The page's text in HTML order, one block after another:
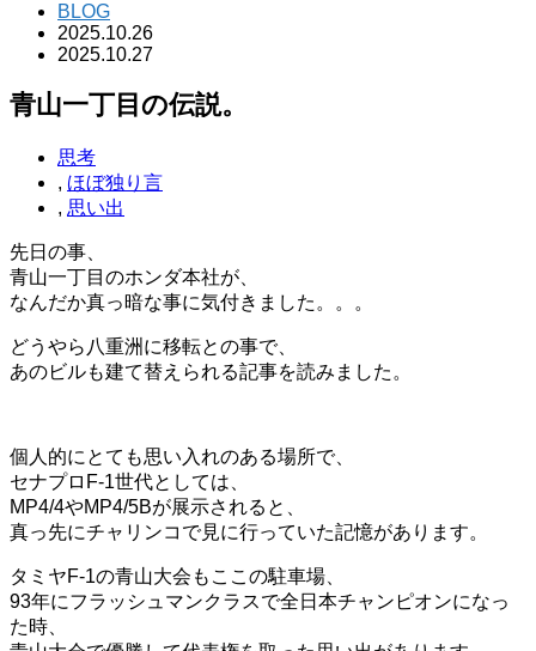
BLOG
2025.10.26
2025.10.27
青山一丁目の伝説。
思考
, ほぼ独り言
, 思い出
先日の事、
青山一丁目のホンダ本社が、
なんだか真っ暗な事に気付きました。。。
どうやら八重洲に移転との事で、
あのビルも建て替えられる記事を読みました。
個人的にとても思い入れのある場所で、
セナプロF-1世代としては、
MP4/4やMP4/5Bが展示されると、
真っ先にチャリンコで見に行っていた記憶があります。
タミヤF-1の青山大会もここの駐車場、
93年にフラッシュマンクラスで全日本チャンピオンになっ
た時、